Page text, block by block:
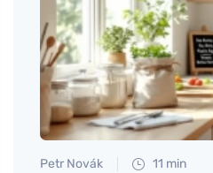
Petr Novák 11 min